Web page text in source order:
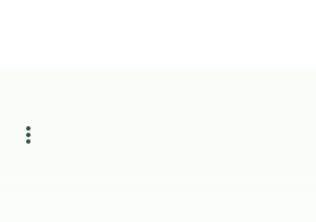
more_vert